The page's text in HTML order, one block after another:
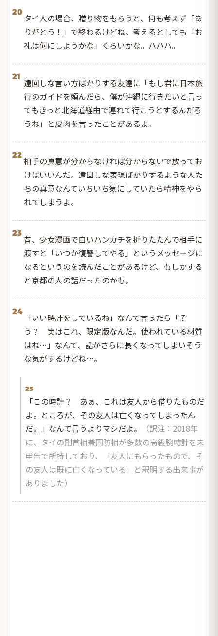
20
タイ人の場合、贈り物をもらうと、何も考えず「あ
りがとう！」で終わるけどね。考えるとしても「お
礼は何にしようかな」くらいかな。ハハハ。
21
遠回しな言い方ばかりする友達に「もし君に日本旅
行のガイドを頼んだら、僕が沖縄に行きたいと言っ
てもきっと北海道経由で連れて行こうとするんだろ
うね」と皮肉を言ったことがあるよ。
22
相手の真意が分からなければ分からないで放ってお
けばいいんだ。遠回しな表現ばかりするような人た
ちの真意なんていちいち気にしていたら精神をやら
れてしまうよ。
23
昔、少女漫画で白いハンカチを折りたたんで相手に
渡すと「いつか復讐してやる」というメッセージに
なるというのを読んだことがあるけど、もしかする
と京都の人の話だったのかも。
24
「いい時計をしているね」なんて言ったら「そ
う？ 実はこれ、限定版なんだ。使われている材質
はね…」なんて、話がさらに長くなってしまいそう
な気がするけどね…。
25
「この時計？ あぁ、これは友人から借りたものだ
よ。ところが、その友人は亡くなってしまったん
だ。」なんて言うよりマシだよ。
（訳注：2018年
に、タイの副首相兼国防相が多数の高級腕時計を未
申告で所持しており、「友人にもらったもので、そ
の友人は既に亡くなっている」と釈明する出来事が
ありました）